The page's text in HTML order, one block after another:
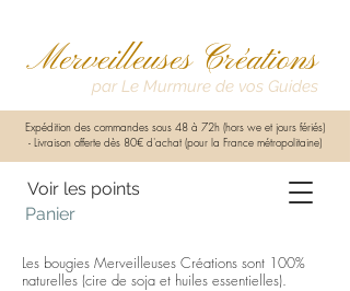
Merveilleuses Créations
Panier
Expédition des commandes sous 48 à 72h (hors we et jours fériés)
- Livraison offerte dès 80€ d'achat (pour la France métropolitaine)
par Le Murmure de vos Guides
Voir les points
Les bougies Merveilleuses Créations sont 100%
naturelles (cire de soja et huiles essentielles).